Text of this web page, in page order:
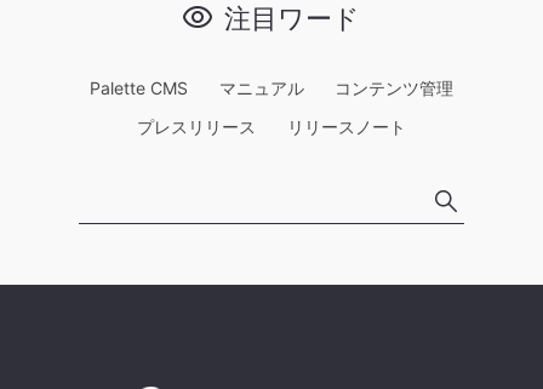
注目ワード
Palette CMS マニュアル
コンテンツ管理
プレスリリース
リリースノート